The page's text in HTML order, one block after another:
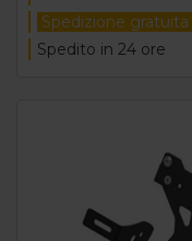
Spedizione gratuita
Spedito in 24 ore